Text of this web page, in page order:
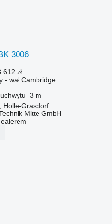
3006
612 zł
- wał Cambridge
3 m
Holle-Grasdorf
Mitte GmbH